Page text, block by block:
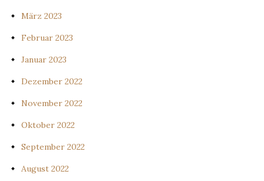
März 2023
Februar 2023
Januar 2023
Dezember 2022
November 2022
Oktober 2022
September 2022
August 2022